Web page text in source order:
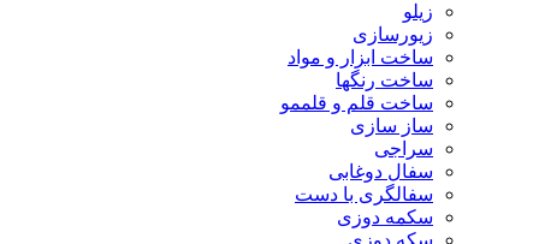
زیورسازی
ساخت ابزار و مواد
ساخت رنگها
ساخت قلم و قلممو
ساز سازی
سراجی
سفال دوغابی
سفالگری با دست
سکمه دوزی
سکه دوزی